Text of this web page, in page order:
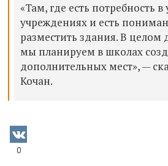
«Там, где есть потребность
учреждениях и есть
разместить здания. В целом
мы планируем в школах
дополнительных мест», —
Кочан.
0